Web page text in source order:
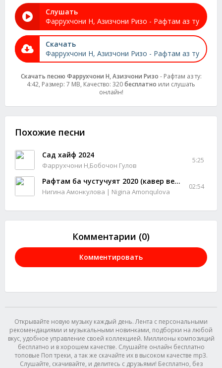
Слушать
Фаррухчони Н, Азизчони Ризо - Рафтам аз ту
Скачать
Фаррухчони Н, Азизчони Ризо - Рафтам аз ту
Скачать песню Фаррухчони Н, Азизчони Ризо - Рафтам аз ту:
4:42, Размер: 7 MB, Качество: 320бесплатно или слушать
онлайн!
Похожие песни
Сад хайф 2024
Фаррухчони Н,Бобочон Гулов
5:25
Рафтам ба чустучуят 2020 (кавер версия) | Raftam ba justujuyat 2020 (cover version)
Нигина Амонкулова | Nigina Amonqulova
02:54
Комментарии (0)
Комментировать
Открывайте новую музыку каждый день. Лента с персональными
рекомендациями и музыкальными новинками, подборки на любой
вкус, удобное управление своей коллекцией. Миллионы композиций
бесплатно и в хорошем качестве. Слушайте онлайн бесплатно
топовые Поп треки, а так же скачайте их в высоком качестве mp3.
Слушайте, скачивайте, и делитесь с друзьями! Бесплатно, без